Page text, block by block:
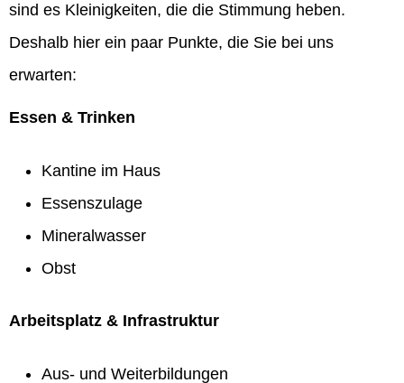
sind es Kleinigkeiten, die die Stimmung heben.
Deshalb hier ein paar Punkte, die Sie bei uns
erwarten:
Essen & Trinken
Kantine im Haus
Essenszulage
Mineralwasser
Obst
Arbeitsplatz & Infrastruktur
Aus- und Weiterbildungen